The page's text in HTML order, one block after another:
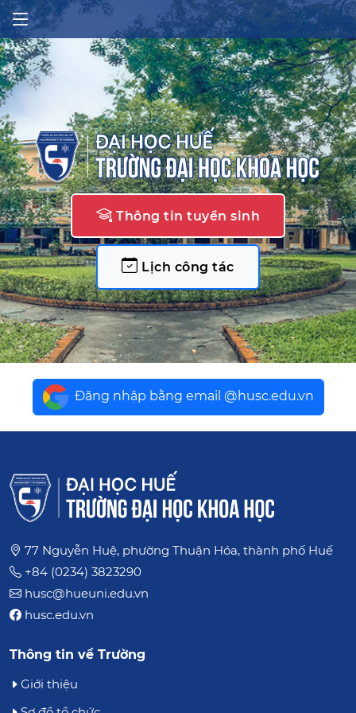
Thông tin tuyển sinh
Lịch công tác
Đăng nhập bằng email @husc.edu.vn
77 Nguyễn Huệ, phường Thuận Hóa, thành phố Huế
+84 (0234) 3823290
husc@hueuni.edu.vn
husc.edu.vn
Thông tin về Trường
Giới thiệu